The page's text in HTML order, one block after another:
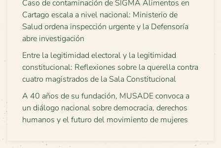
Caso de contaminación de SIGMA Alimentos en
Cartago escala a nivel nacional: Ministerio de
Salud ordena inspección urgente y la Defensoría
abre investigación
Entre la legitimidad electoral y la legitimidad
constitucional: Reflexiones sobre la querella contra
cuatro magistrados de la Sala Constitucional
A 40 años de su fundación, MUSADE convoca a
un diálogo nacional sobre democracia, derechos
humanos y el futuro del movimiento de mujeres